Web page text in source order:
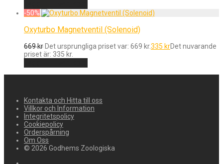
-50%
Oxyturbo Magnetventil (Solenoid)
669kr Det ursprungliga priset var: 669 kr.335 krDet nuvarande
priset är: 335 kr.
Kontakta och Hitta till oss
Villkor och Information
Integritetspolicy
Cookiepolicy
Orderspårning
Om Oss
© 2026 Godhems Zoologiska